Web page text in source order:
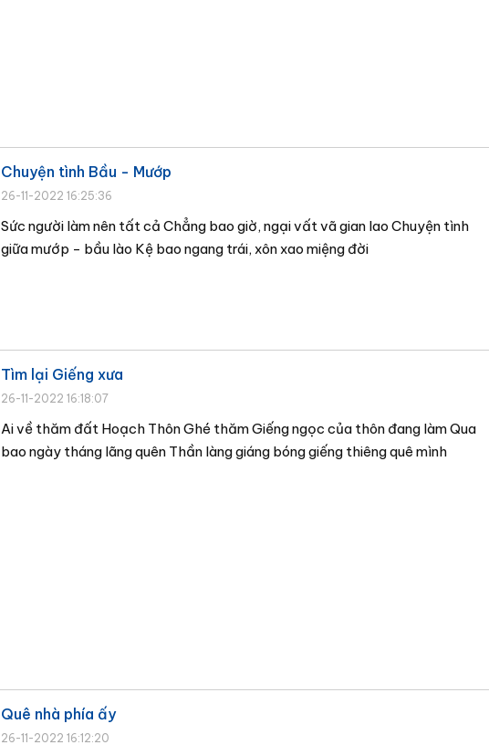
Chuyện tình Bầu - Mướp
26-11-2022 16:25:36
Sức người làm nên tất cả Chẳng bao giờ, ngại vất vã gian lao Chuyện tình
giữa mướp - bầu lào Kệ bao ngang trái, xôn xao miệng đời
Tìm lại Giếng xưa
26-11-2022 16:18:07
Ai về thăm đất Hoạch Thôn Ghé thăm Giếng ngọc của thôn đang làm Qua
bao ngày tháng lãng quên Thần làng giáng bóng giếng thiêng quê mình
Quê nhà phía ấy
26-11-2022 16:12:20